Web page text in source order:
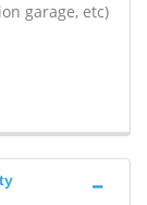
garage, etc)